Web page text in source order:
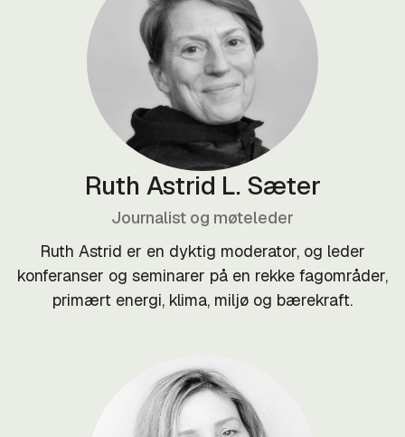
Ruth Astrid L. Sæter
Journalist og møteleder
Ruth Astrid er en dyktig moderator, og leder
konferanser og seminarer på en rekke fagområder,
primært energi, klima, miljø og bærekraft.